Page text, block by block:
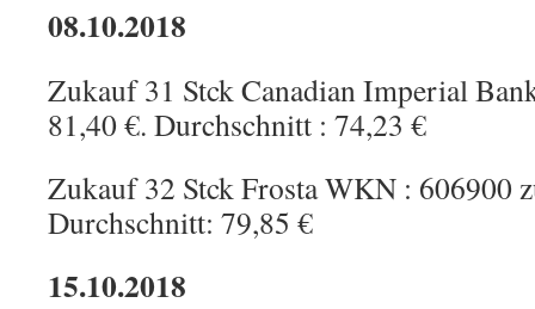
08.10.2018
Zukauf 31 Stck Canadian Imperial
81,40 €. Durchschnitt : 74,23 €
Zukauf 32 Stck Frosta WKN : 606900
Durchschnitt: 79,85 €
15.10.2018